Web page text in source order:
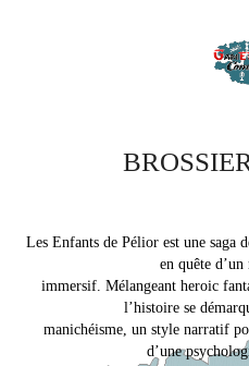
Les Enfants de Pélior est une saga
en quête d’un
immersif. Mélangeant heroic
l’histoire se
manichéisme, un style narratif
d’une